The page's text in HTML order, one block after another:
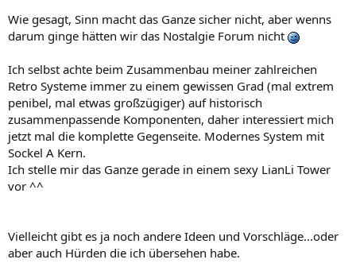
Wie gesagt, Sinn macht das Ganze sicher nicht, aber wenns
darum ginge hätten wir das Nostalgie Forum nicht
Ich selbst achte beim Zusammenbau meiner zahlreichen
Retro Systeme immer zu einem gewissen Grad (mal extrem
penibel, mal etwas großzügiger) auf historisch
zusammenpassende Komponenten, daher interessiert mich
jetzt mal die komplette Gegenseite. Modernes System mit
Sockel A Kern.
Ich stelle mir das Ganze gerade in einem sexy LianLi Tower
vor ^^
Vielleicht gibt es ja noch andere Ideen und Vorschläge...oder
aber auch Hürden die ich übersehen habe.